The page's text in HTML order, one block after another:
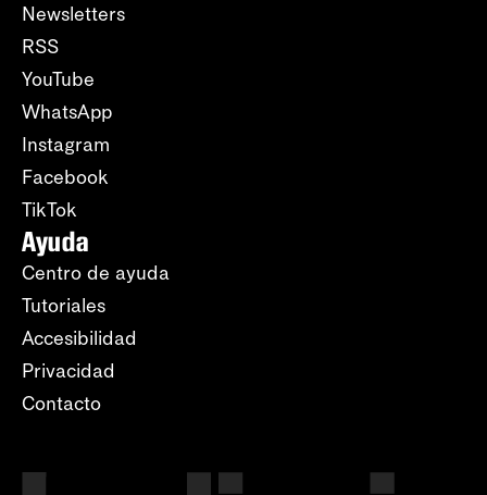
Newsletters
RSS
YouTube
WhatsApp
Instagram
Facebook
TikTok
Ayuda
Centro de ayuda
Tutoriales
Accesibilidad
Privacidad
Contacto